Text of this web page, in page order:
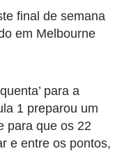
final de semana
em Melbourne
para a
1 preparou um
para que os 22
e entre os pontos,